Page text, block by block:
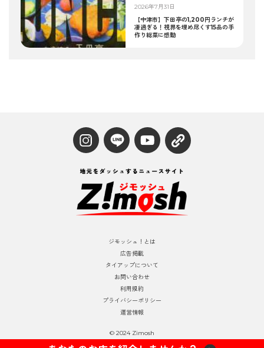
2026年7月31日
【中津市】下田亭の1,200円ランチが
凄過ぎる！視界を埋め尽くす15品の手
作り総菜に感動
ジモッシュ！とは
広告掲載
タイアップについて
お問い合わせ
利用規約
プライバシーポリシー
運営情報
© 2024 Zimosh